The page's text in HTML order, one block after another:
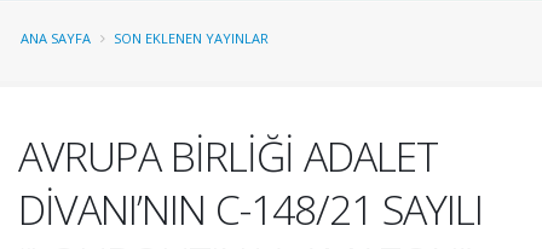
ANA SAYFA SON EKLENEN YAYINLAR
AVRUPA BİRLİĞİ ADALET
DİVANI’NIN C-148/21 SAYILI